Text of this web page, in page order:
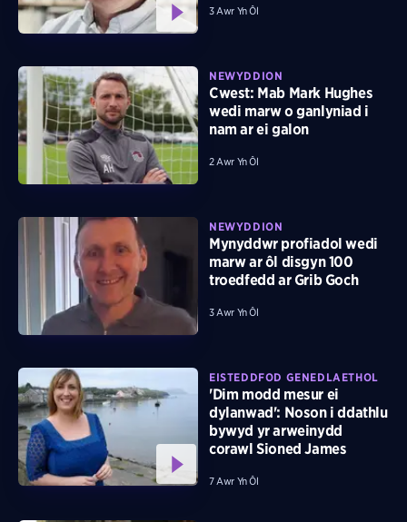
3 Awr Yn Ôl
NEWYDDION
Cwest: Mab Mark Hughes
wedi marw o ganlyniad i
nam ar ei galon
2 Awr Yn Ôl
NEWYDDION
Mynyddwr profiadol wedi
marw ar ôl disgyn 100
troedfedd ar Grib Goch
3 Awr Yn Ôl
EISTEDDFOD GENEDLAETHOL
'Dim modd mesur ei
dylanwad': Noson i ddathlu
bywyd yr arweinydd
corawl Sioned James
7 Awr Yn Ôl